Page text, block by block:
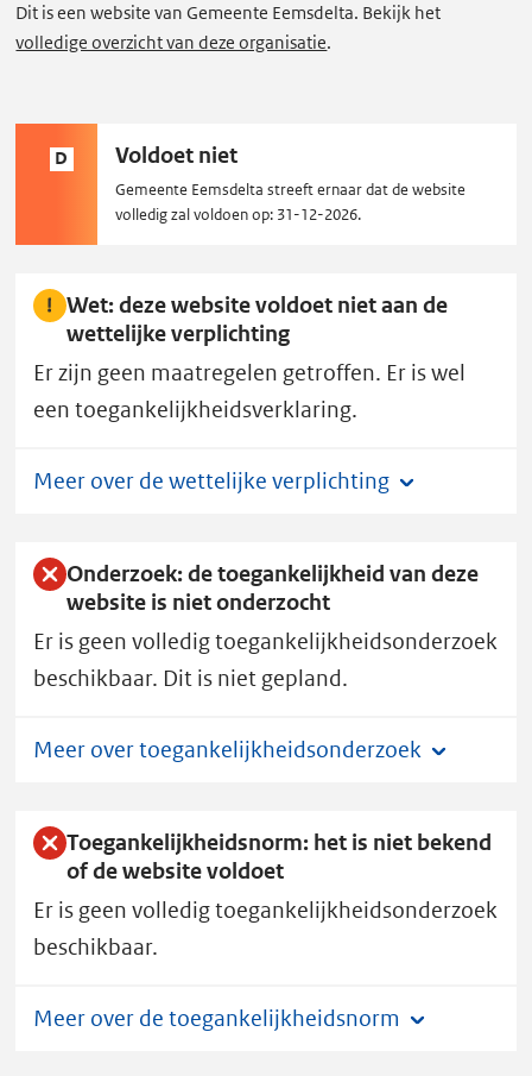
o
p
n
e
heeft
toegankelijkheidsstatus
Dit is een website van Gemeente Eemsdelta. Bekijk het
volledige overzicht van deze organisatie.
Status
D:
Voldoet niet
Gemeente Eemsdelta streeft ernaar dat de website
volledig zal voldoen op: 31-12-2026.
D
Wet: deze website voldoet niet aan de
wettelijke verplichting
Er zijn geen maatregelen getroffen. Er is wel
een toegankelijkheidsverklaring.
Meer over de wettelijke verplichting
Onderzoek: de toegankelijkheid van deze
website is niet onderzocht
Er is geen volledig toegankelijkheidsonderzoek
beschikbaar. Dit is niet gepland.
Meer over toegankelijkheidsonderzoek
Toegankelijkheidsnorm: het is niet bekend
of de website voldoet
Er is geen volledig toegankelijkheidsonderzoek
beschikbaar.
Meer over de toegankelijkheidsnorm